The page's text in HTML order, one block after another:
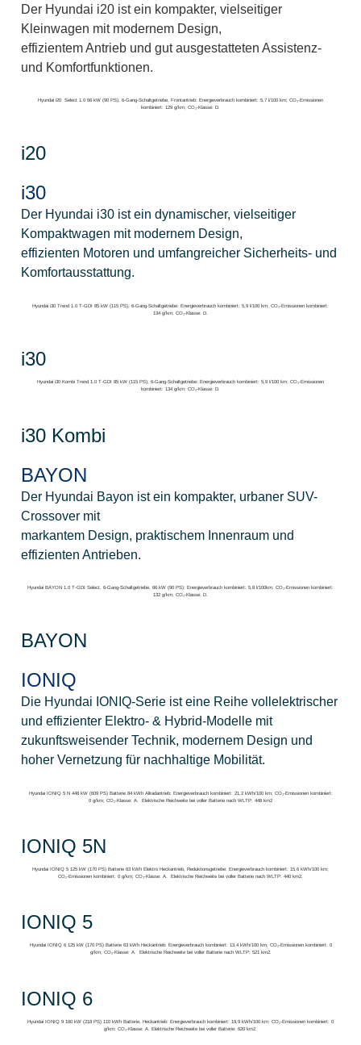
Der Hyundai i20 ist ein kompakter, vielseitiger
Kleinwagen mit modernem Design,
effizientem Antrieb und gut ausgestatteten Assistenz-
und Komfortfunktionen.
Hyundai i20 Select 1.0 66 kW (90 PS), 6-Gang-Schaltgetriebe, Frontantrieb: Energieverbrauch kombiniert: 5,7 l/100 km; CO₂-Emissionen
kombiniert: 129 g/km; CO₂-Klasse: D.
i20
i30
Der Hyundai i30 ist ein dynamischer, vielseitiger
Kompaktwagen mit modernem Design,
effizienten Motoren und umfangreicher Sicherheits- und
Komfortausstattung.
Hyundai i30 Trend 1.0 T-GDI 85 kW (115 PS), 6-Gang-Schaltgetriebe: Energieverbrauch kombiniert: 5,9 l/100 km; CO₂-Emissionen kombiniert:
134 g/km; CO₂-Klasse: D.
i30
Hyundai i30 Kombi Trend 1.0 T-GDI 85 kW (115 PS), 6-Gang-Schaltgetriebe: Energieverbrauch kombiniert: 5,9 l/100 km; CO₂-Emissionen
kombiniert: 134 g/km; CO₂-Klasse: D.
i30 Kombi
BAYON
Der Hyundai Bayon ist ein kompakter, urbaner SUV-
Crossover mit
markantem Design, praktischem Innenraum und
effizienten Antrieben.
Hyundai BAYON 1.0 T-GDI Select, 6-Gang-Schaltgetriebe, 66 kW (90 PS): Energieverbrauch kombiniert: 5,8 l/100km; CO₂-Emissionen kombiniert:
132 g/km; CO₂-Klasse: D.
BAYON
IONIQ
Die Hyundai IONIQ-Serie ist eine Reihe vollelektrischer
und effizienter Elektro- & Hybrid-Modelle mit
zukunftsweisender Technik, modernem Design und
hoher Vernetzung für nachhaltige Mobilität.
Hyundai IONIQ 5 N 448 kW (609 PS) Batterie 84 kWh Allradantrieb: Energieverbrauch kombiniert: 21,2 kWh/100 km; CO₂-Emissionen kombiniert:
0 g/km; CO₂-Klasse: A. Elektrische Reichweite bei voller Batterie nach WLTP: 448 km2
IONIQ 5N
Hyundai IONIQ 5 125 kW (170 PS) Batterie 63 kWh Elektro Heckantrieb, Reduktionsgetriebe: Energieverbrauch kombiniert: 15,6 kWh/100 km;
CO₂-Emissionen kombiniert: 0 g/km; CO₂-Klasse: A. Elektrische Reichweite bei voller Batterie nach WLTP: 440 km2.
IONIQ 5
Hyundai IONIQ 6 125 kW (170 PS) Batterie 63 kWh Heckantrieb: Energieverbrauch kombiniert: 13,4 kWh/100 km; CO₂-Emissionen kombiniert: 0
g/km; CO₂-Klasse: A. Elektrische Reichweite bei voller Batterie nach WLTP: 521 km2.
IONIQ 6
Hyundai IONIQ 9 160 kW (218 PS) 110 kWh Batterie, Heckantrieb: Energieverbrauch kombiniert: 19,9 kWh/100 km; CO₂-Emissionen kombiniert: 0
g/km; CO₂-Klasse: A. Elektrische Reichweite bei voller Batterie: 620 km2.